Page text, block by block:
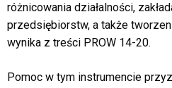
różnicowania działalności,
przedsiębiorstw, a także
wynika z treści PROW 14-20.
Pomoc w tym instrumencie